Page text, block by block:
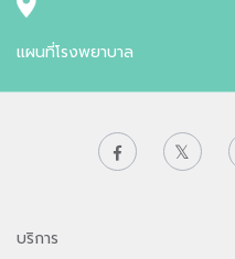
แผนที่โรงพยาบาล
บริการ